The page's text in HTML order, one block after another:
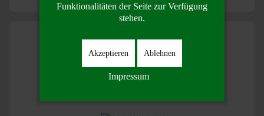
1 2
Funktionalitäten der Seite zur Verfügung
stehen.
Akzeptieren Ablehnen
Impressum